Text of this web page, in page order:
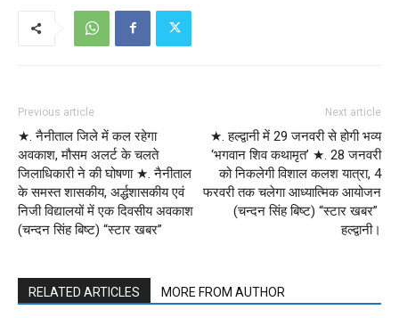
Previous article
★. नैनीताल जिले में कल रहेगा
अवकाश, मौसम अलर्ट के चलते
जिलाधिकारी ने की घोषणा ★. नैनीताल
के समस्त शासकीय, अर्द्धशासकीय एवं
निजी विद्यालयों में एक दिवसीय अवकाश
(चन्दन सिंह बिष्ट) “स्टार खबर”
Next article
★. हल्द्वानी में 29 जनवरी से होगी भव्य
‘भगवान शिव कथामृत’ ★. 28 जनवरी
को निकलेगी विशाल कलश यात्रा, 4
फरवरी तक चलेगा आध्यात्मिक आयोजन
(चन्दन सिंह बिष्ट) “स्टार खबर”
हल्द्वानी।
RELATED ARTICLES MORE FROM AUTHOR